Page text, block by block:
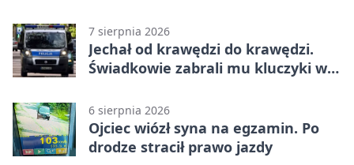
7 sierpnia 2026
Jechał od krawędzi do krawędzi.
Świadkowie zabrali mu kluczyki w
6 sierpnia 2026
Ojciec wiózł syna na egzamin. Po
drodze stracił prawo jazdy